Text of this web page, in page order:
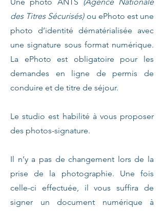
des Titres Sécurisés)ou ePhoto est une
photo d’identité dématérialisée avec
une signature sous format numérique.
La ePhoto est obligatoire pour les
demandes en ligne de permis de
conduire et de titre de séjour.
Le studio est habilité à vous proposer
des photos-signature.
Il n’y a pas de changement lors de la
prise de la photographie. Une fois
celle-ci effectuée, il vous suffira de
signer un document numérique à